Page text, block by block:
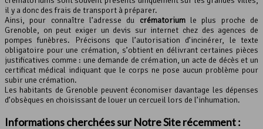
il y a donc des frais de transport à préparer.
Ainsi, pour connaître l’adresse du crématoriumle plus proche de
Grenoble, on peut exiger un devis sur internet chez des agences de
pompes funèbres. Précisons que l’autorisation d’incinérer, le texte
obligatoire pour une crémation, s’obtient en délivrant certaines pièces
justificatives comme : une demande de crémation, un acte de décès et un
certificat médical indiquant que le corps ne pose aucun problème pour
subir une crémation.
Les habitants de Grenoble peuvent économiser davantage les dépenses
d’obsèques en choisissant de louer un cercueil lors de l’inhumation.
Informations cherchées sur Notre Site récemment :